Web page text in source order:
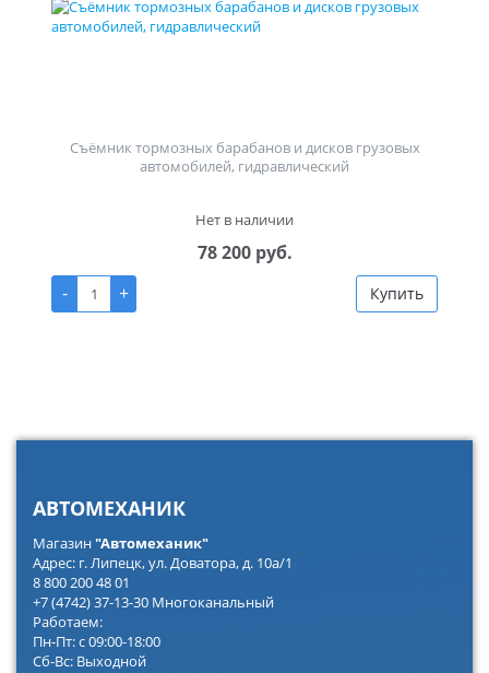
Съёмник тормозных барабанов и дисков грузовых
автомобилей, гидравлический
Нет в наличии
78 200 руб.
-
+ Купить
АВТОМЕХАНИК
Магазин"Автомеханик"
Адрес: г. Липецк, ул. Доватора, д. 10а/1
8 800 200 48 01
+7 (4742) 37-13-30 Многоканальный
Работаем:
Пн-Пт: с 09:00-18:00
Сб-Вс: Выходной